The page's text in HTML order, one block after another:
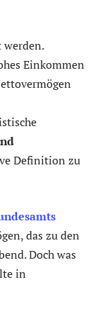
Einkommen
Definition zu
das zu den
Doch was
in